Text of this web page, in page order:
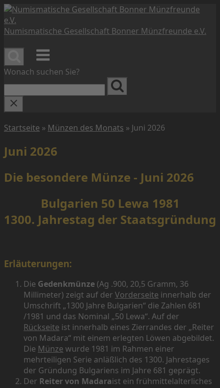
Skip
to
content
Numismatische Gesellschaft Bonner Münzfreunde e.V.
Menu
Wonach suchen Sie?
Startseite » Münzen des Monats » Juni 2026
Juni 2026
Die besondere Münze - Juni 2026
Bulgarien 50 Lewa 1981
1300. Jahrestag der Staatsgründung
Erläuterungen:
Die Gedenkmünze (Ag .900, 20,5 Gramm, 36
Millimeter) zeigt auf der Vorderseite innerhalb der
Umschrift „1300 Jahre Bulgarien“ die Zahlen 681
/1981 und das Nominal „50 Lewa“. Auf der
Rückseite ist innerhalb eines Zierrandes der „Reiter
von Madara“ mit einem erlegten Löwen abgebildet.
Die Münze wurde 1981 im Rahmen einer
mehrteiligen Serie anläßlich des 1300. Jahrestages
der Gründung Bulgariens im Jahre 681 geprägt.
Der Reiter von Madaraist ein frühmittelalterliches